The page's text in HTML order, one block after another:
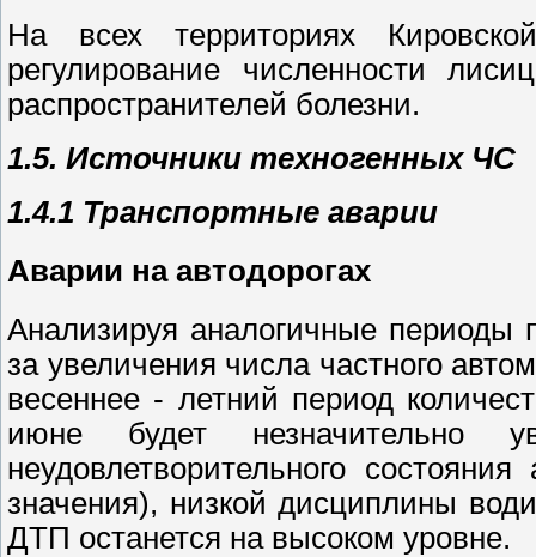
На всех территориях
регулирование численности
распространителей болезни.
1.5. Источники техногенных ЧС
1.4.1 Транспортные аварии
Аварии на автодорогах
Анализируя аналогичные
за увеличения числа частного
весеннее - летний период
июне будет незначительно
неудовлетворительного
значения), низкой дисциплины
ДТП останется на высоком уровне.